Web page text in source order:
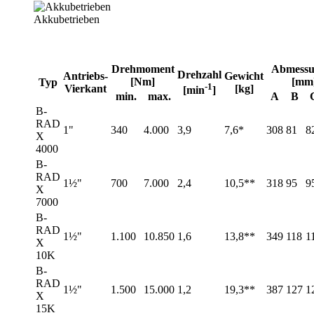
Akkubetrieben
Typ
Antriebs-
Vierkant
Drehmoment
[Nm]
Drehzahl
[min-1]
Gewicht
[kg]
min.
max. A B
B-
RAD
X
4000
1" 340 4.000 3,9 7,6* 308 81
B-
RAD
X
7000
1½" 700 7.000 2,4 10,5** 318 95
B-
RAD
X
10K
1½" 1.100 10.850 1,6 13,8** 349 118
B-
RAD
X
15K
1½" 1.500 15.000 1,2 19,3** 387 127